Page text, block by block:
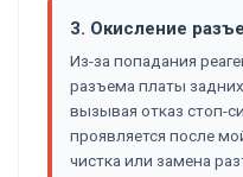
3. Окисление
Из-за попадания
разъема платы
вызывая отказ стоп-
проявляется после
чистка или замена